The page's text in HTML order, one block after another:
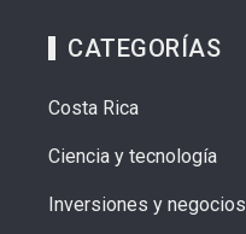
CATEGORÍAS
Costa Rica
Ciencia y tecnología
Inversiones y negocios